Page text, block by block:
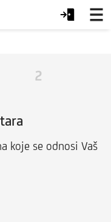
2
koje se odnosi Vaš